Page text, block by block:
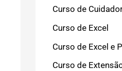
Curso de
Curso de Excel
Curso de Excel e
Curso de